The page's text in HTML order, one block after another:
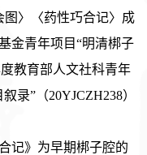
图 〉〈药性巧合记〉 成
金青年项目“明清梆子
教育部人文社科青年
录”（20YJCZH238）
记》为早期梆子腔的